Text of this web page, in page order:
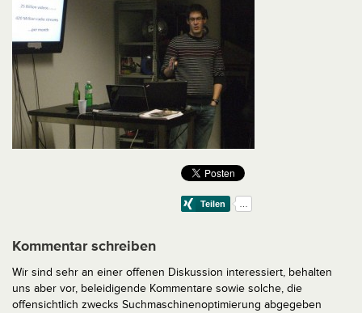
Kommentar schreiben
Wir sind sehr an einer offenen Diskussion interessiert, behalten
uns aber vor, beleidigende Kommentare sowie solche, die
offensichtlich zwecks Suchmaschinenoptimierung abgegeben